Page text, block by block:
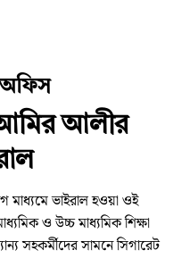
অফিস
আলীর
মাধ্যমে ভাইরাল হওয়া ওই
ও উচ্চ মাধ্যমিক শিক্ষা
সহকর্মীদের সামনে সিগারেট